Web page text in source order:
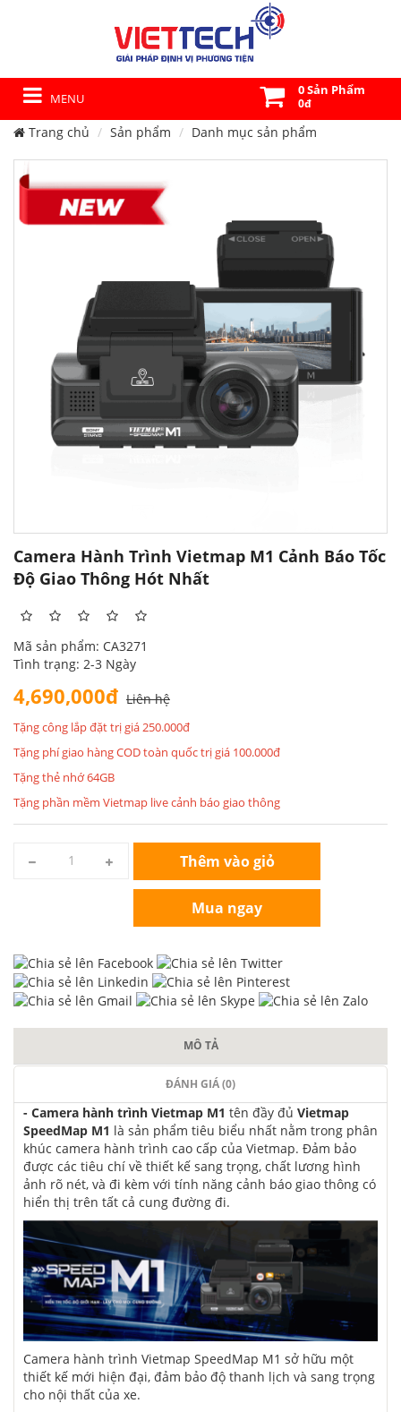
MENU
0 Sản Phẩm
0đ
Trang chủ Sản phẩm Danh mục sản phẩm
Camera Hành Trình Vietmap M1 Cảnh Báo Tốc
Độ Giao Thông Hót Nhất
Mã sản phẩm: CA3271
Tình trạng: 2-3 Ngày
4,690,000đ Liên hệ
Tặng công lắp đặt trị giá 250.000đ
Tặng phí giao hàng COD toàn quốc trị giá 100.000đ
Tặng thẻ nhớ 64GB
Tặng phần mềm Vietmap live cảnh báo giao thông
Thêm vào giỏ
Mua ngay
MÔ TẢ
ĐÁNH GIÁ (0)
- Camera hành trình Vietmap M1 tên đầy đủ Vietmap
SpeedMap M1 là sản phẩm tiêu biểu nhất nằm trong phân
khúc camera hành trình cao cấp của Vietmap. Đảm bảo
được các tiêu chí về thiết kế sang trọng, chất lương hình
ảnh rõ nét, và đi kèm với tính năng cảnh báo giao thông có
hiển thị trên tất cả cung đường đi.
Camera hành trình Vietmap SpeedMap M1 sở hữu một
thiết kế mới hiện đại, đảm bảo độ thanh lịch và sang trọng
cho nội thất của xe.